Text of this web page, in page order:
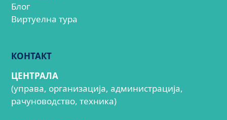
Блог
Виртуелна тура
КОНТАКТ
ЦЕНТРАЛА
(управа, организација, администрација,
рачуноводство, техника)